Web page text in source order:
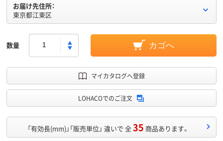
お届け先住所：
東京都江東区
数量 カゴへ
マイカタログへ登録
LOHACOでのご注文
「有効長(mm)」「販売単位」 違いで 全35 商品あります。